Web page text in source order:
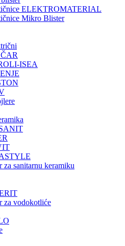
ELEKTROMATERIAL
Mikro Blister
ISEA
za sanitarnu keramiku
za vodokotliće